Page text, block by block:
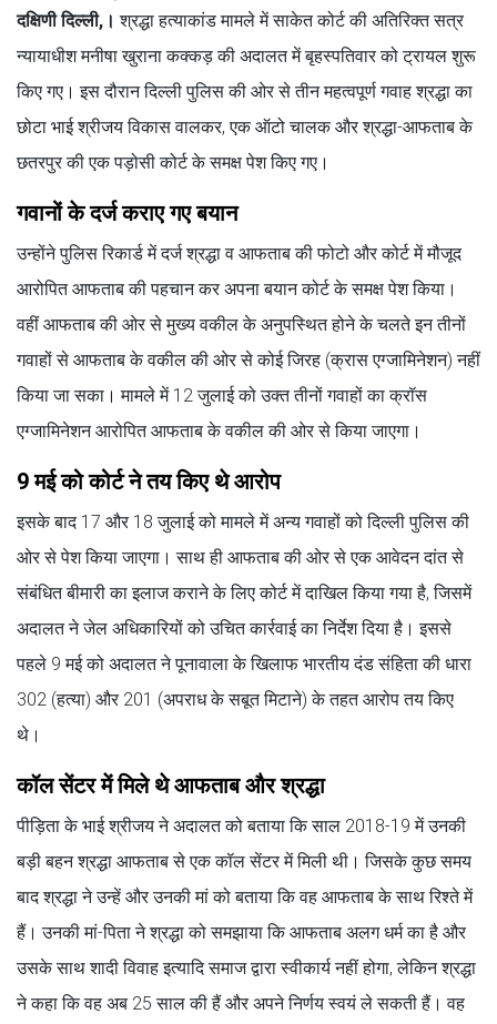
दक्षिणी दिल्ली,।श्रद्धा हत्याकांड मामले में साकेत कोर्ट की अतिरिक्त सत्र
न्यायाधीश मनीषा खुराना कक्कड़ की अदालत में बृहस्पतिवार को ट्रायल शुरू
किए गए। इस दौरान दिल्ली पुलिस की ओर से तीन महत्वपूर्ण गवाह श्रद्धा का
छोटा भाई श्रीजय विकास वालकर, एक ऑटो चालक और श्रद्धा-आफताब के
छतरपुर की एक पड़ोसी कोर्ट के समक्ष पेश किए गए।
गवानों के दर्ज कराए गए बयान
उन्होंने पुलिस रिकार्ड में दर्ज श्रद्धा व आफताब की फोटो और कोर्ट में मौजूद
आरोपित आफताब की पहचान कर अपना बयान कोर्ट के समक्ष पेश किया।
वहीं आफताब की ओर से मुख्य वकील के अनुपस्थित होने के चलते इन तीनों
गवाहों से आफताब के वकील की ओर से कोई जिरह (क्रास एग्जामिनेशन) नहीं
किया जा सका। मामले में 12 जुलाई को उक्त तीनों गवाहों का क्रॉस
एग्जामिनेशन आरोपित आफताब के वकील की ओर से किया जाएगा।
9 मई को कोर्ट ने तय किए थे आरोप
इसके बाद 17 और 18 जुलाई को मामले में अन्य गवाहों को दिल्ली पुलिस की
ओर से पेश किया जाएगा। साथ ही आफताब की ओर से एक आवेदन दांत से
संबंधित बीमारी का इलाज कराने के लिए कोर्ट में दाखिल किया गया है, जिसमें
अदालत ने जेल अधिकारियों को उचित कार्रवाई का निर्देश दिया है। इससे
पहले 9 मई को अदालत ने पूनावाला के खिलाफ भारतीय दंड संहिता की धारा
302 (हत्या) और 201 (अपराध के सबूत मिटाने) के तहत आरोप तय किए
थे।
कॉल सेंटर में मिले थे आफताब और श्रद्धा
पीड़िता के भाई श्रीजय ने अदालत को बताया कि साल 2018-19 में उनकी
बड़ी बहन श्रद्धा आफताब से एक कॉल सेंटर में मिली थी। जिसके कुछ समय
बाद श्रद्धा ने उन्हें और उनकी मां को बताया कि वह आफताब के साथ रिश्ते में
हैं। उनकी मां-पिता ने श्रद्धा को समझाया कि आफताब अलग धर्म का है और
उसके साथ शादी विवाह इत्यादि समाज द्वारा स्वीकार्य नहीं होगा, लेकिन श्रद्धा
ने कहा कि वह अब 25 साल की हैं और अपने निर्णय स्वयं ले सकती हैं। वह